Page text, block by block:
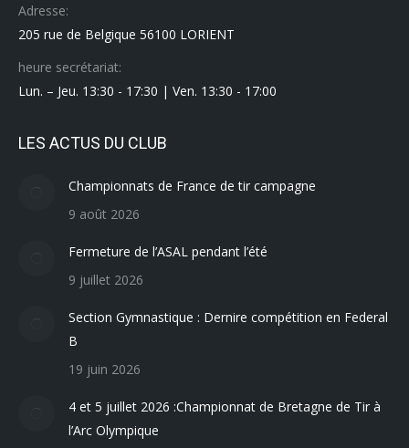
Adresse:
205 rue de Belgique 56100 LORIENT
heure secrétariat:
Lun. – Jeu. 13:30 - 17:30 | Ven. 13:30 - 17:00
LES ACTUS DU CLUB
Championnats de France de tir campagne
9 août 2026
Fermeture de l’ASAL pendant l’été
9 juillet 2026
Section Gymnastique : Dernire compétition en Federal
B
19 juin 2026
4 et 5 juillet 2026 :Championnat de Bretagne de Tir à
l’Arc Olympique